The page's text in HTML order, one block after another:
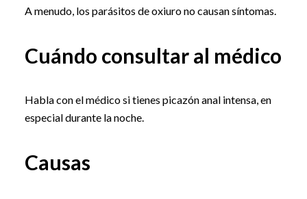
A menudo, los parásitos de oxiuro no causan síntomas.
Cuándo consultar al médico
Habla con el médico si tienes picazón anal intensa, en
especial durante la noche.
Causas